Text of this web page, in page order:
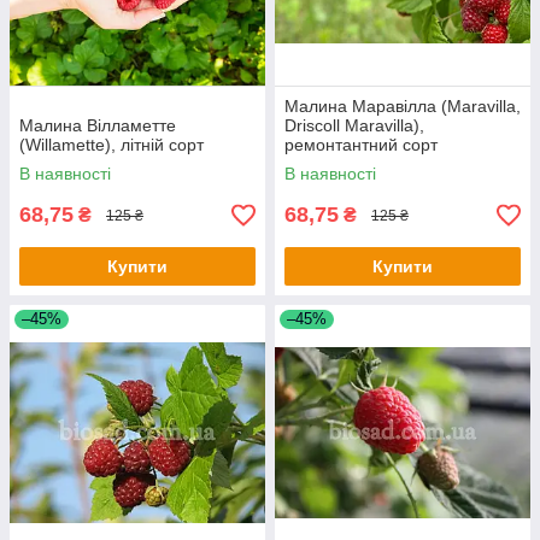
Малина Вілламетте
(Willamette), літній сорт
В наявності
68,75 ₴ 125 ₴
Купити
Малина Маравілла (Maravilla,
Driscoll Maravilla),
ремонтантний сорт
В наявності
68,75 ₴ 125 ₴
Купити
–45% –45%